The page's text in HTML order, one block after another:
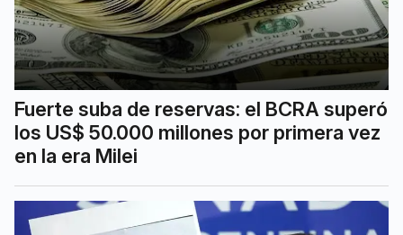
Fuerte suba de reservas: el BCRA superó
los US$ 50.000 millones por primera vez
en la era Milei